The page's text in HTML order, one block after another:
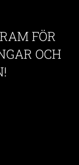
FÖR
OCH